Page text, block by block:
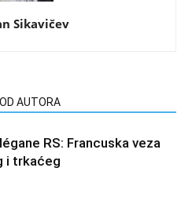
Sikavičev
AUTORA
RS: Francuska veza
i trkaćeg